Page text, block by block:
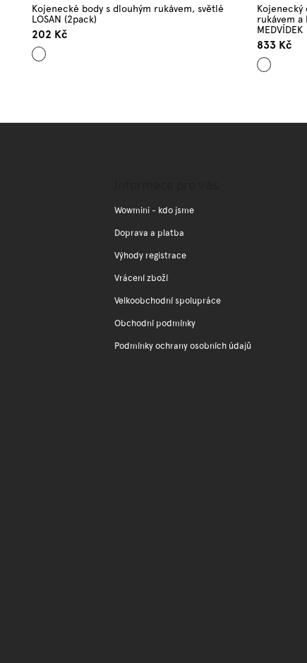
Kojenecké body s dlouhým rukávem, světlé
LOSAN (2pack)
202 Kč
Lososová
rukávem a
MEDVÍDEK
833 Kč
Mix
barev
Wowmini - kdo jsme
Doprava a platba
Výhody registrace
Vrácení zboží
Velkoobchodní spolupráce
Obchodní podmínky
Podmínky ochrany osobních údajů